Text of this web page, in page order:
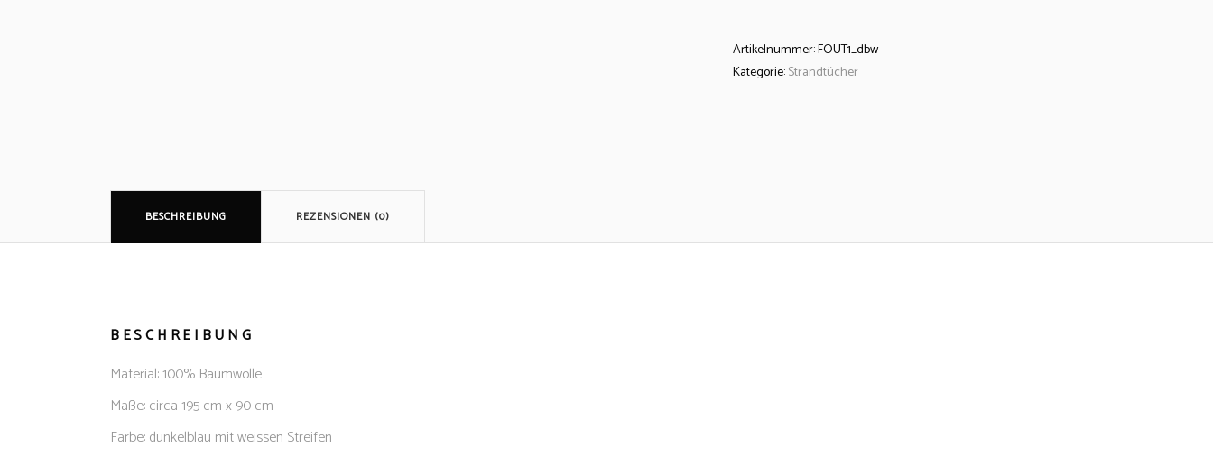
Artikelnummer:FOUT1_dbw
Kategorie:Strandtücher
BESCHREIBUNG REZENSIONEN (0)
BESCHREIBUNG
Material: 100% Baumwolle
Maße: circa 195 cm x 90 cm
Farbe: dunkelblau mit weissen Streifen